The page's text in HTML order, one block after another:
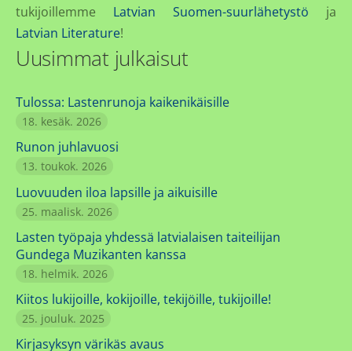
Uusimmat julkaisut
Tulossa: Lastenrunoja kaikenikäisille
18. kesäk. 2026
Runon juhlavuosi
13. toukok. 2026
Luovuuden iloa lapsille ja aikuisille
25. maalisk. 2026
Lasten työpaja yhdessä latvialaisen taiteilijan
Gundega Muzikanten kanssa
18. helmik. 2026
Kiitos lukijoille, kokijoille, tekijöille, tukijoille!
25. jouluk. 2025
Kirjasyksyn värikäs avaus
tukijoillemme Latvian Suomen-suurlähetystö ja
Latvian Literature!